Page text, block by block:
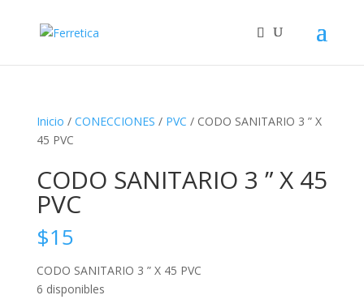
Inicio / CONECCIONES / PVC / CODO SANITARIO 3 ” X
45 PVC
CODO SANITARIO 3 ” X 45
PVC
$15
CODO SANITARIO 3 ” X 45 PVC
6 disponibles